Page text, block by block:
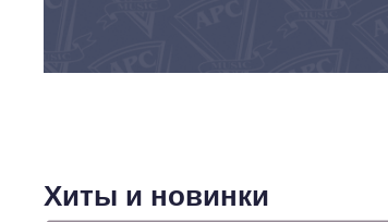
Хиты и новинки